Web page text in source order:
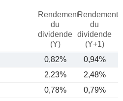
Rendement
du
dividende
(Y)
Rendement
du
dividende
(Y+1)
0,82% 0,94%
2,23% 2,48%
0,78% 0,79%